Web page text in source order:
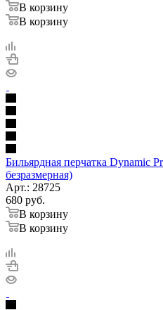
В корзину
В корзину
Бильярдная перчатка Dynamic
безразмерная)
Арт.: 28725
680 руб.
В корзину
В корзину